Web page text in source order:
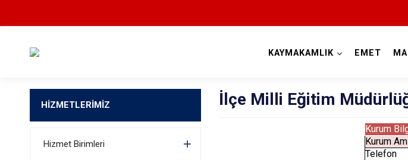
KAYMAKAMLIK EMET
HİZMETLERİMİZ
Hizmet Birimleri
İlçe Milli Eğitim
Kurum
Kurum
Telefon